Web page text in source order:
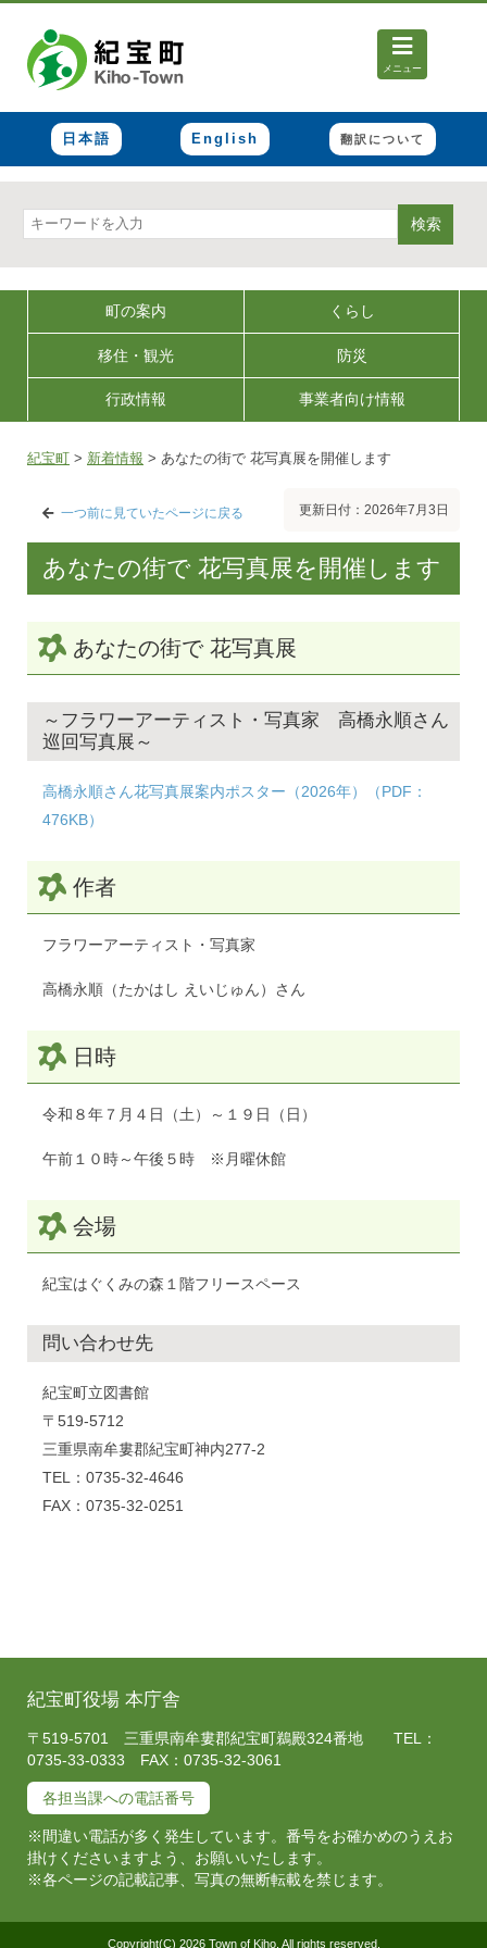
メニュー
日本語 English 翻訳について
検索
町の案内 くらし
移住・観光 防災
行政情報 事業者向け情報
紀宝町 > 新着情報 > あなたの街で 花写真展を開催します
一つ前に見ていたページに戻る 更新日付：2026年7月3日
あなたの街で 花写真展を開催します
あなたの街で 花写真展
～フラワーアーティスト・写真家 高橋永順さん
巡回写真展～
高橋永順さん花写真展案内ポスター（2026年）（PDF：
476KB）
作者
フラワーアーティスト・写真家
高橋永順（たかはし えいじゅん）さん
日時
令和８年７月４日（土）～１９日（日）
午前１０時～午後５時 ※月曜休館
会場
紀宝はぐくみの森１階フリースペース
問い合わせ先
紀宝町立図書館
〒519-5712
三重県南牟婁郡紀宝町神内277-2
TEL：0735-32-4646
FAX：0735-32-0251
紀宝町役場 本庁舎
〒519-5701 三重県南牟婁郡紀宝町鵜殿324番地 TEL：
0735-33-0333 FAX：0735-32-3061
各担当課への電話番号
※間違い電話が多く発生しています。番号をお確かめのうえお
掛けくださいますよう、お願いいたします。
※各ページの記載記事、写真の無断転載を禁じます。
Copyright(C) 2026 Town of Kiho, All rights reserved.